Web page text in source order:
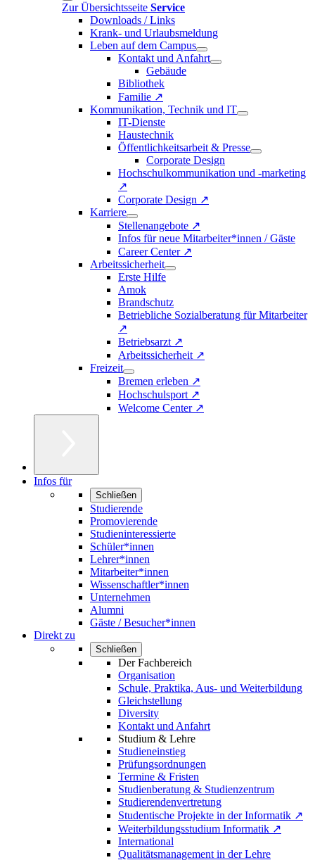
Zur Übersichtsseite Service
Downloads / Links
Krank- und Urlaubsmeldung
Leben auf dem Campus
Kontakt und Anfahrt
Gebäude
Bibliothek
Familie ↗
Kommunikation, Technik und IT
IT-Dienste
Haustechnik
Öffentlichkeitsarbeit & Presse
Corporate Design
Hochschulkommunikation und -marketing
↗
Corporate Design ↗
Karriere
Stellenangebote ↗
Infos für neue Mitarbeiter*innen / Gäste
Career Center ↗
Arbeitssicherheit
Erste Hilfe
Amok
Brandschutz
Betriebliche Sozialberatung für Mitarbeiter
↗
Betriebsarzt ↗
Arbeitssicherheit ↗
Freizeit
Bremen erleben ↗
Hochschulsport ↗
Welcome Center ↗
Infos für
Schließen
Studierende
Promovierende
Studieninteressierte
Schüler*innen
Lehrer*innen
Mitarbeiter*innen
Wissenschaftler*innen
Unternehmen
Alumni
Gäste / Besucher*innen
Direkt zu
Schließen
Der Fachbereich
Organisation
Schule, Praktika, Aus- und Weiterbildung
Gleichstellung
Diversity
Kontakt und Anfahrt
Studium & Lehre
Studieneinstieg
Prüfungsordnungen
Termine & Fristen
Studienberatung & Studienzentrum
Studierendenvertretung
Studentische Projekte in der Informatik ↗
Weiterbildungsstudium Informatik ↗
International
Qualitätsmanagement in der Lehre